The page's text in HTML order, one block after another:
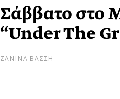
Σάββατο στο
“Under The
ΖΑΝΙΝΑ ΒΑΣΣΗ